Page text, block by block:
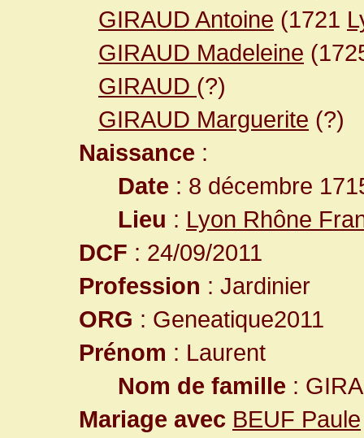
GIRAUD Antoine (1721
GIRAUD Madeleine
GIRAUD (?)
GIRAUD Marguerite (?)
Naissance :
Date : 8 décembre
Lieu : Lyon Rhône
DCF : 24/09/2011
Profession : Jardinier
ORG : Geneatique2011
Prénom : Laurent
Nom de famille :
Mariage avec BEUF Paule